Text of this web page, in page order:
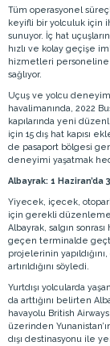
Tüm operasyonel
keyifli bir yolculuk için
sunuyor. İç hat
hızlı ve kolay geçişe
hizmetleri personeline
sağlıyor.
Uçuş ve yolcu
havalimanında, 2022
kapılarında yeni
için 15 dış hat kapısı
de pasaport bölgesi
deneyimi yaşatmak
Albayrak: 1
Yiyecek, içecek,
için gerekli
Albayrak, salgın
geçen terminalde
projelerinin
artırıldığını söyledi.
Yurtdışı yolcularda
da arttığını belirten
havayolu British
üzerinden
dışı destinasyonu ile